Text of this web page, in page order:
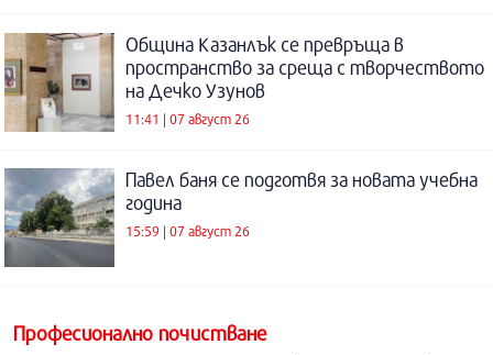
Община Казанлък се превръща в
пространство за среща с творчеството
на Дечко Узунов
11:41 | 07 август 26
Павел баня се подготвя за новата учебна
година
15:59 | 07 август 26
Професионално почистване